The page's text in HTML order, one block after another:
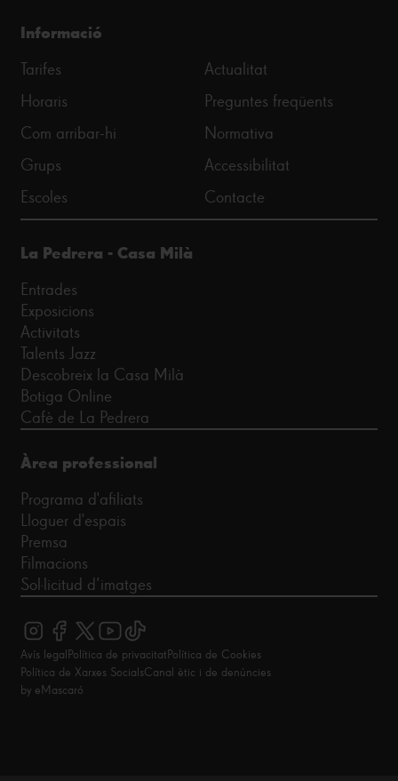
Informació
Tarifes
Horaris
Com arribar-hi
Grups
Escoles
Actualitat
Preguntes freqüents
Normativa
Accessibilitat
Contacte
La Pedrera - Casa Milà
Entrades
Exposicions
Activitats
Talents Jazz
Descobreix la Casa Milà
Botiga Online
Cafè de La Pedrera
Àrea professional
Programa d'afiliats
Lloguer d'espais
Premsa
Filmacions
Sol·licitud d’imatges
Avís legalPolítica de privacitatPolítica de Cookies
Política de Xarxes SocialsCanal ètic i de denúncies
by eMascaró